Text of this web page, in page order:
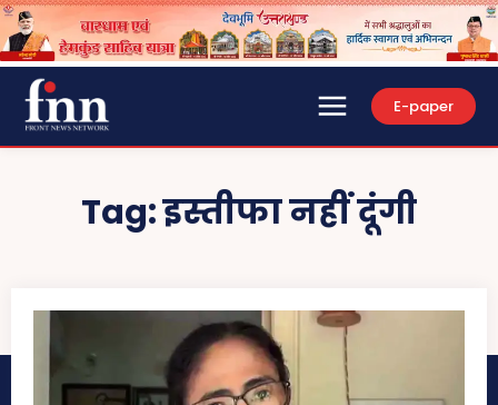
E-paper
Tag:इस्तीफा नहीं दूंगी